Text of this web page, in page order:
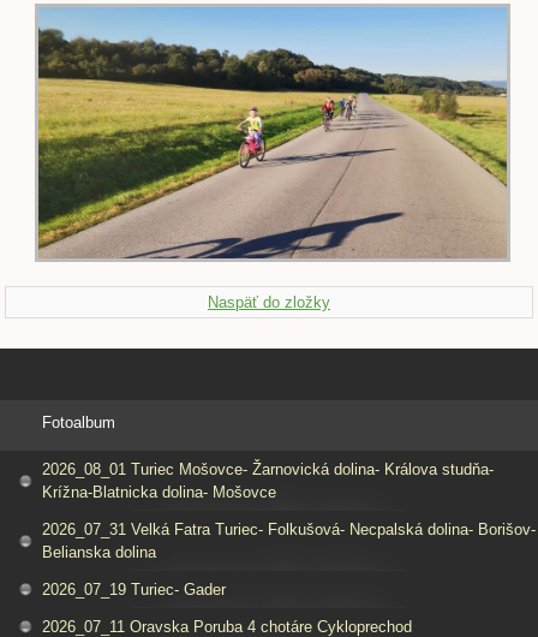
Naspäť do zložky
Fotoalbum
2026_08_01 Turiec Mošovce- Žarnovická dolina- Králova studňa-
Krížna-Blatnicka dolina- Mošovce
2026_07_31 Velká Fatra Turiec- Folkušová- Necpalská dolina- Borišov-
Belianska dolina
2026_07_19 Turiec- Gader
2026_07_11 Oravska Poruba 4 chotáre Cykloprechod